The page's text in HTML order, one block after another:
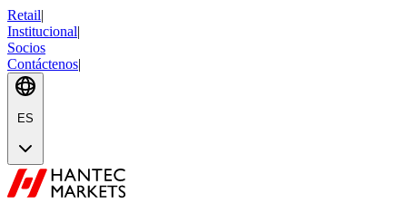
Retail|
Institucional|
Socios
Contáctenos|
ES